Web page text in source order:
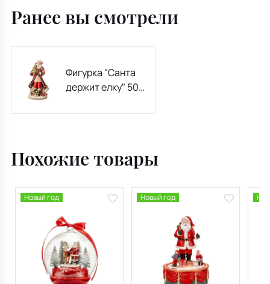
Ранее вы смотрели
Фигурка "Санта
держит елку" 50
Похожие товары
Новый год Новый год